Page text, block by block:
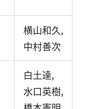
横山和久,
中村善次
白土達,
水口英樹,